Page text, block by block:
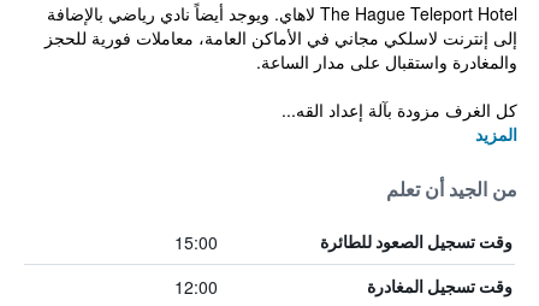
The Hague Teleport Hotel لاهاي. ويوجد أيضاً نادي رياضي بالإضافة
إلى إنترنت لاسلكي مجاني في الأماكن العامة، معاملات فورية للحجز
والمغادرة واستقبال على مدار الساعة.
كل الغرف مزودة بآلة إعداد القه...
المزيد
من الجيد أن تعلم
وقت تسجيل الصعود للطائرة 15:00
وقت تسجيل المغادرة 12:00